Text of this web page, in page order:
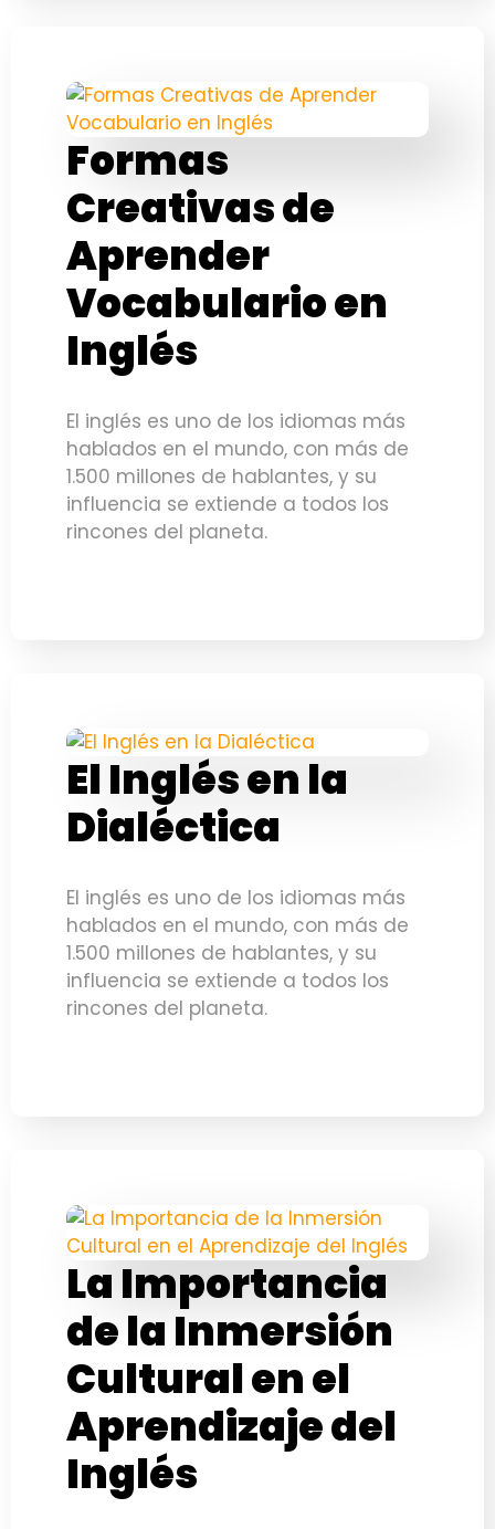
Formas
Creativas de
Aprender
Vocabulario en
Inglés
El inglés es uno de los idiomas más
hablados en el mundo, con más de
1.500 millones de hablantes, y su
influencia se extiende a todos los
rincones del planeta.
El Inglés en la
Dialéctica
El inglés es uno de los idiomas más
hablados en el mundo, con más de
1.500 millones de hablantes, y su
influencia se extiende a todos los
rincones del planeta.
La Importancia
de la Inmersión
Cultural en el
Aprendizaje del
Inglés